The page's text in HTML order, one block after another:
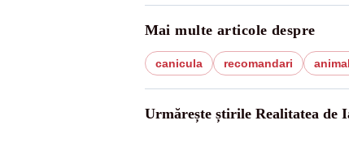
Mai multe articole despre
canicula recomandari
Urmărește știrile Realitatea de